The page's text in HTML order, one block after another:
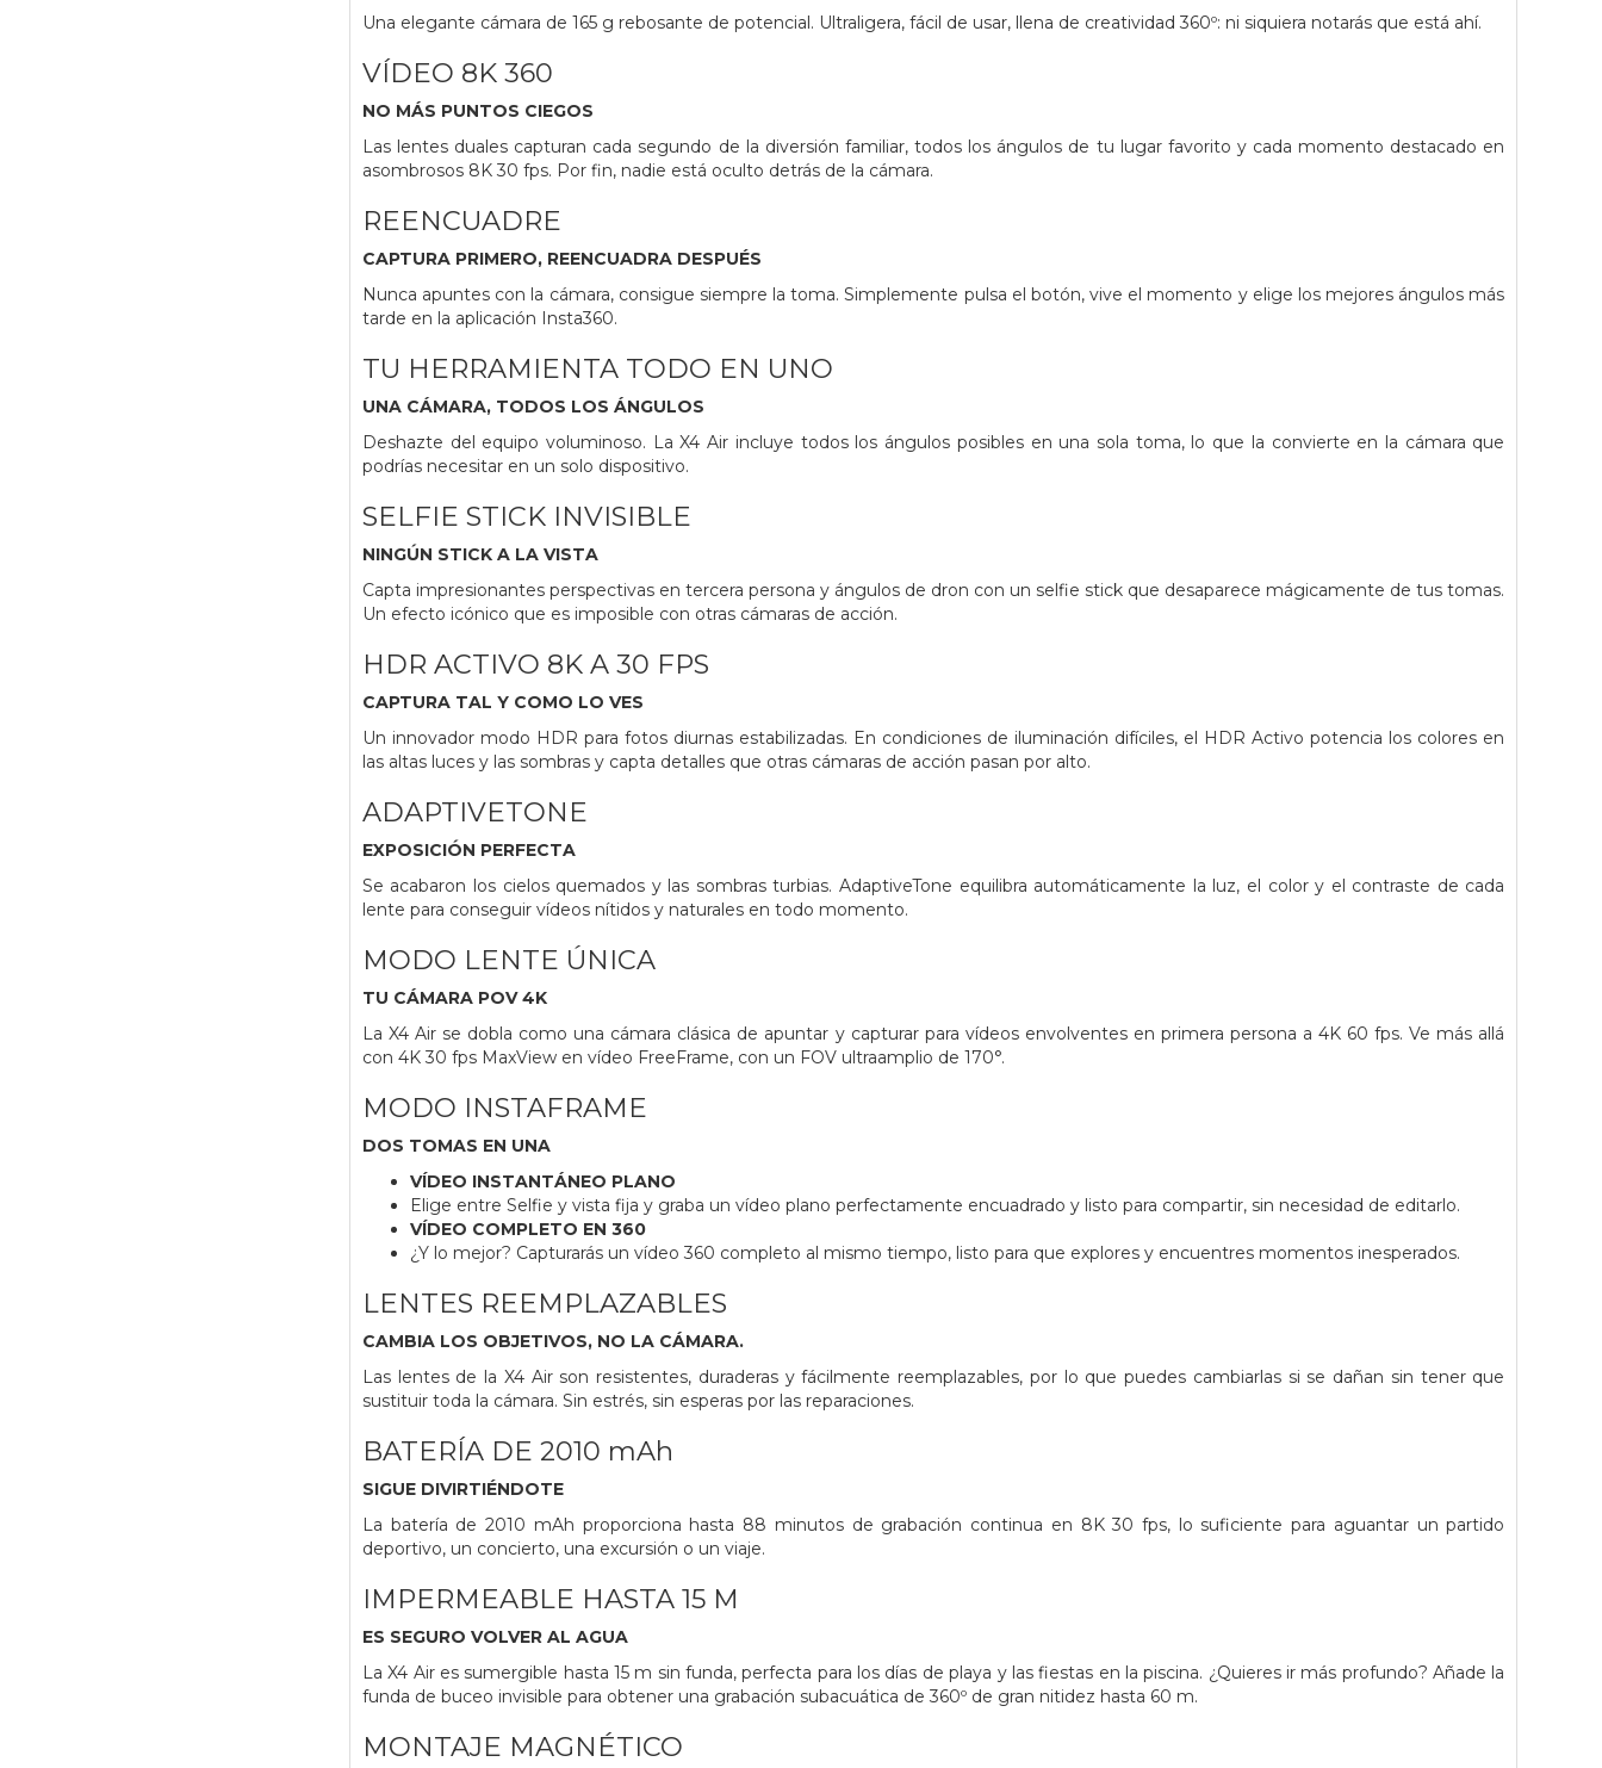
Una elegante cámara de 165 g rebosante de potencial. Ultraligera, fácil de usar, llena de creatividad 360º: ni siquiera notarás que está ahí.
VÍDEO 8K 360
NO MÁS PUNTOS CIEGOS
Las lentes duales capturan cada segundo de la diversión familiar, todos los ángulos de tu lugar favorito y cada momento destacado en
asombrosos 8K 30 fps. Por fin, nadie está oculto detrás de la cámara.
REENCUADRE
CAPTURA PRIMERO, REENCUADRA DESPUÉS
Nunca apuntes con la cámara, consigue siempre la toma. Simplemente pulsa el botón, vive el momento y elige los mejores ángulos más
tarde en la aplicación Insta360.
TU HERRAMIENTA TODO EN UNO
UNA CÁMARA, TODOS LOS ÁNGULOS
Deshazte del equipo voluminoso. La X4 Air incluye todos los ángulos posibles en una sola toma, lo que la convierte en la cámara que
podrías necesitar en un solo dispositivo.
SELFIE STICK INVISIBLE
NINGÚN STICK A LA VISTA
Capta impresionantes perspectivas en tercera persona y ángulos de dron con un selfie stick que desaparece mágicamente de tus tomas.
Un efecto icónico que es imposible con otras cámaras de acción.
HDR ACTIVO 8K A 30 FPS
CAPTURA TAL Y COMO LO VES
Un innovador modo HDR para fotos diurnas estabilizadas. En condiciones de iluminación difíciles, el HDR Activo potencia los colores en
las altas luces y las sombras y capta detalles que otras cámaras de acción pasan por alto.
ADAPTIVETONE
EXPOSICIÓN PERFECTA
Se acabaron los cielos quemados y las sombras turbias. AdaptiveTone equilibra automáticamente la luz, el color y el contraste de cada
lente para conseguir vídeos nítidos y naturales en todo momento.
MODO LENTE ÚNICA
TU CÁMARA POV 4K
La X4 Air se dobla como una cámara clásica de apuntar y capturar para vídeos envolventes en primera persona a 4K 60 fps. Ve más allá
con 4K 30 fps MaxView en vídeo FreeFrame, con un FOV ultraamplio de 170°.
MODO INSTAFRAME
DOS TOMAS EN UNA
VÍDEO INSTANTÁNEO PLANO
Elige entre Selfie y vista fija y graba un vídeo plano perfectamente encuadrado y listo para compartir, sin necesidad de editarlo.
VÍDEO COMPLETO EN 360
¿Y lo mejor? Capturarás un vídeo 360 completo al mismo tiempo, listo para que explores y encuentres momentos inesperados.
LENTES REEMPLAZABLES
CAMBIA LOS OBJETIVOS, NO LA CÁMARA.
Las lentes de la X4 Air son resistentes, duraderas y fácilmente reemplazables, por lo que puedes cambiarlas si se dañan sin tener que
sustituir toda la cámara. Sin estrés, sin esperas por las reparaciones.
BATERÍA DE 2010 mAh
SIGUE DIVIRTIÉNDOTE
La batería de 2010 mAh proporciona hasta 88 minutos de grabación continua en 8K 30 fps, lo suficiente para aguantar un partido
deportivo, un concierto, una excursión o un viaje.
IMPERMEABLE HASTA 15 M
ES SEGURO VOLVER AL AGUA
La X4 Air es sumergible hasta 15 m sin funda, perfecta para los días de playa y las fiestas en la piscina. ¿Quieres ir más profundo? Añade la
funda de buceo invisible para obtener una grabación subacuática de 360º de gran nitidez hasta 60 m.
MONTAJE MAGNÉTICO